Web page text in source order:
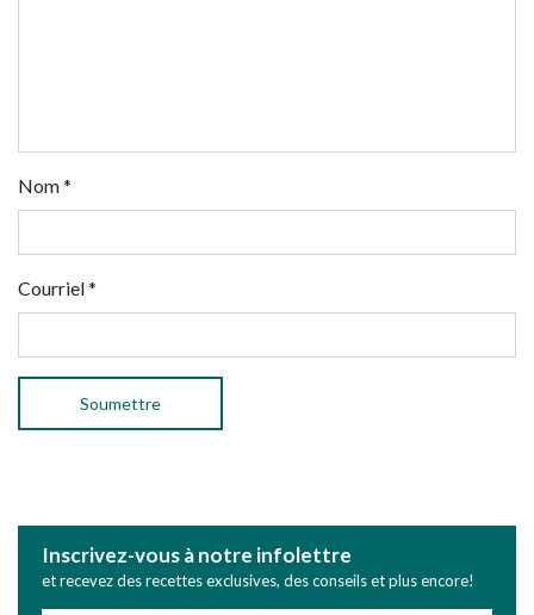
Nom*
Courriel*
Inscrivez-vous à notre infolettre
et recevez des recettes exclusives, des conseils et plus encore!